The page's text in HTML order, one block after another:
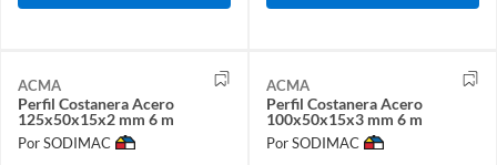
ACMA
Perfil Costanera Acero
125x50x15x2 mm 6 m
Por SODIMAC
ACMA
Perfil Costanera Acero
100x50x15x3 mm 6 m
Por SODIMAC